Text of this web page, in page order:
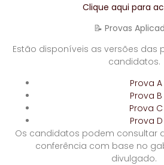
Clique aqui para
📝 Provas
Estão disponíveis as versões das
candidatos.
Prova A
Prova B
Prova C
Prova D
Os candidatos podem consultar
conferência com base no
divulgado.